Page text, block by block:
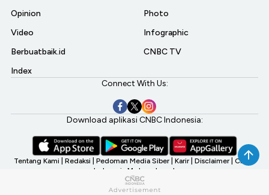
Opinion
Video
Berbuatbaik.id
Index
Photo
Infographic
CNBC TV
Connect With Us:
Download aplikasi CNBC Indonesia:
Tentang Kami Redaksi Pedoman Media Siber Karir Disclaimer CNBC
Indonesia My Investment
©2026 CNBC Indonesia, A Transmedia Company